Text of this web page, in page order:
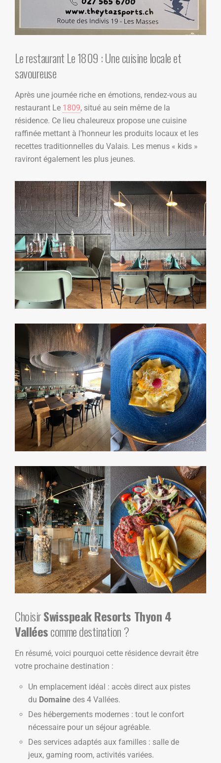
Le restaurant Le 1809 : Une cuisine locale et
savoureuse
Après une journée riche en émotions, rendez-vous au
restaurant Le 1809, situé au sein même de la
résidence. Ce lieu chaleureux propose une cuisine
raffinée mettant à l’honneur les produits locaux et les
recettes traditionnelles du Valais. Les menus « kids »
raviront également les plus jeunes.
ChoisirSwisspeak Resorts Thyon 4
Valléescomme destination ?
En résumé, voici pourquoi cette résidence devrait être
votre prochaine destination :
Un emplacement idéal : accès direct aux pistes
du Domainedes 4 Vallées.
Des hébergements modernes : tout le confort
nécessaire pour un séjour agréable.
Des services adaptés aux familles : salle de
jeux, gaming room, activités variées.